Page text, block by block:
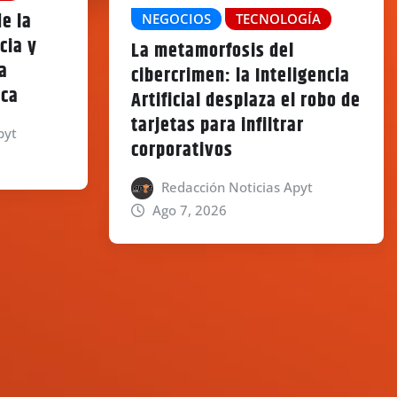
la
y
NEGOCIOS TECNOLOGÍA
La metamorfosis del
cibercrimen: la Inteligencia
Artificial desplaza el robo de
tarjetas para infiltrar
corporativos
Redacción Noticias Apyt
Ago 7, 2026